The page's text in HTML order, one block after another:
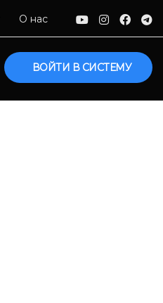
О нас
ВОЙТИ В СИСТЕМУ